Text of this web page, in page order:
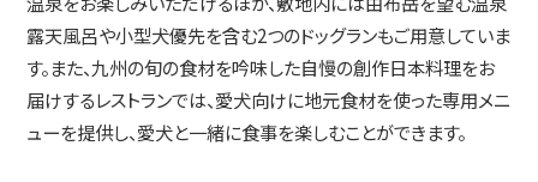
露天風呂や小型犬優先を含む2つのドッグランもご用意していま
す。また、九州の旬の食材を吟味した自慢の創作日本料理をお
届けするレストランでは、愛犬向けに地元食材を使った専用メニ
ューを提供し、愛犬と一緒に食事を楽しむことができます。